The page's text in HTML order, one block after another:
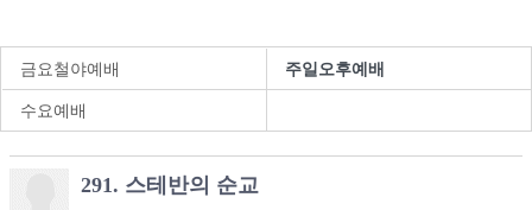
금요철야예배 주일오후예배
수요예배
291. 스테반의 순교